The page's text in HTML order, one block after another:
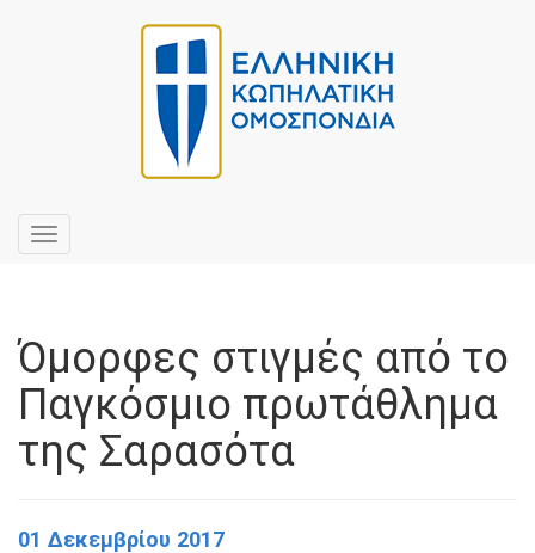
Toggle
navigation
Όμορφες στιγμές από το
Παγκόσμιο πρωτάθλημα
της Σαρασότα
01 Δεκεμβρίου 2017